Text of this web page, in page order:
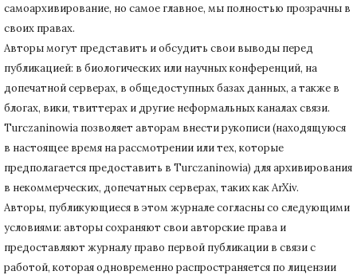
самоархивирование, но самое главное, мы полностью прозрачны в
своих правах.
Авторы могут представить и обсудить свои выводы перед
публикацией: в биологических или научных конференций, на
допечатной серверах, в общедоступных базах данных, а также в
блогах, вики, твиттерах и другие неформальных каналах связи.
Turczaninowiа позволяет авторам внести рукописи (находящуюся
в настоящее время на рассмотрении или тех, которые
предполагается предоставить в Turczaninowia) для архивирования
в некоммерческих, допечатных серверах, таких как ArXiv.
Авторы, публикующиеся в этом журнале согласны со следующими
условиями: авторы сохраняют свои авторские права и
предоставляют журналу право первой публикации в связи с
работой, которая одновременно распространяется по лицензии